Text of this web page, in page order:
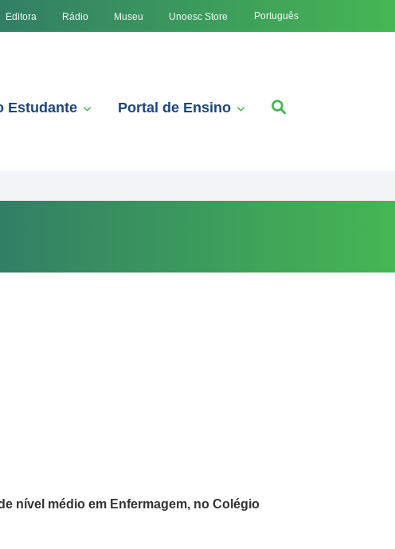
Editora Rádio Museu Unoesc Store Português
Estudante Portal de Ensino
nível médio em Enfermagem, no Colégio